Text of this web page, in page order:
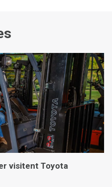
visitent Toyota